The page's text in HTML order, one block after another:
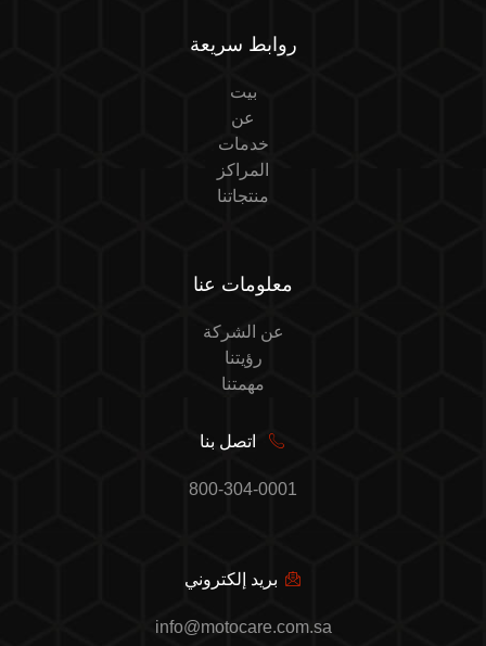
روابط سريعة
بيت
عن
خدمات
المراكز
منتجاتنا
معلومات عنا
عن الشركة
رؤيتنا
مهمتنا
اتصل بنا
800-304-0001
بريد إلكتروني
info@motocare.com.sa